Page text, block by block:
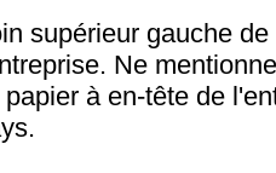
supérieur gauche
Ne
à en-tête de